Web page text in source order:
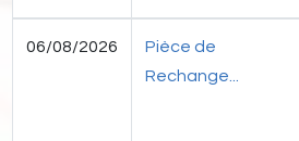
06/08/2026
Pièce de
Rechange...